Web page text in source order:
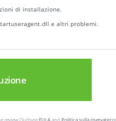
di installazione.
e altri problemi.
review OutbyteEULAandPolitica sulla riservatezza